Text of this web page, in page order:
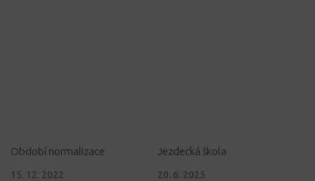
Období normalizace
15. 12. 2022
Jezdecká škola
20. 6. 2025